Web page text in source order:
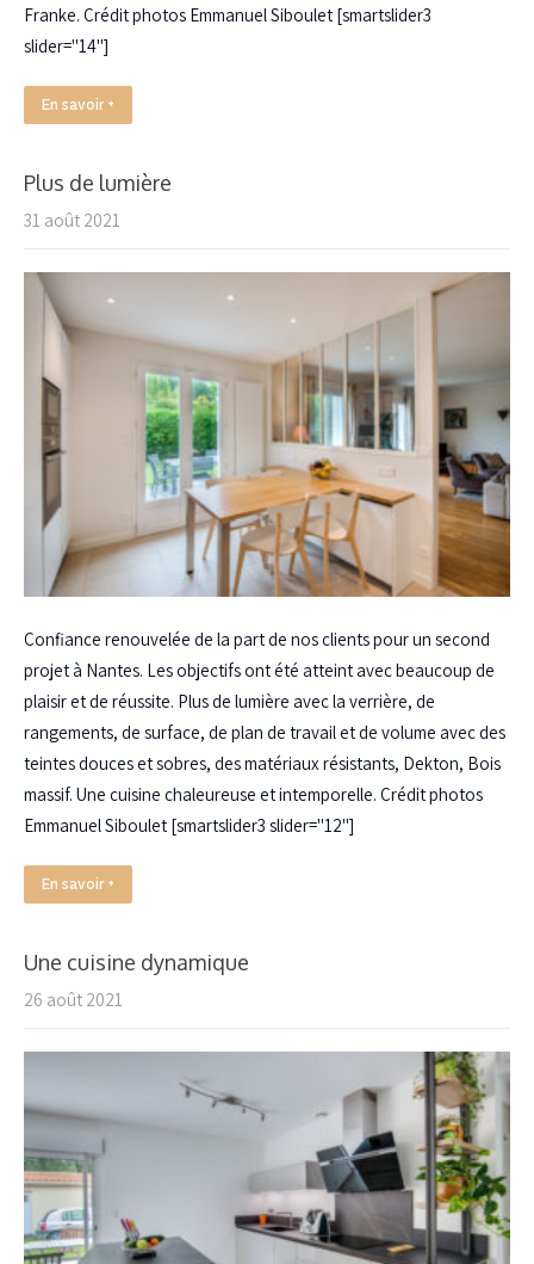
Franke. Crédit photos Emmanuel Siboulet [smartslider3
slider="14"]
En savoir +
Plus de lumière
31 août 2021
Confiance renouvelée de la part de nos clients pour un second
projet à Nantes. Les objectifs ont été atteint avec beaucoup de
plaisir et de réussite. Plus de lumière avec la verrière, de
rangements, de surface, de plan de travail et de volume avec des
teintes douces et sobres, des matériaux résistants, Dekton, Bois
massif. Une cuisine chaleureuse et intemporelle. Crédit photos
Emmanuel Siboulet [smartslider3 slider="12"]
En savoir +
Une cuisine dynamique
26 août 2021